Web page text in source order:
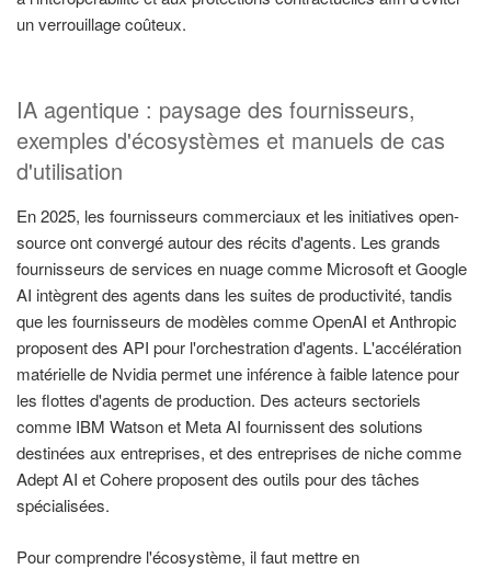
un verrouillage coûteux.
IA agentique : paysage des fournisseurs,
exemples d'écosystèmes et manuels de cas
d'utilisation
En 2025, les fournisseurs commerciaux et les initiatives open-
source ont convergé autour des récits d'agents. Les grands
fournisseurs de services en nuage comme Microsoft et Google
AI intègrent des agents dans les suites de productivité, tandis
que les fournisseurs de modèles comme OpenAI et Anthropic
proposent des API pour l'orchestration d'agents. L'accélération
matérielle de Nvidia permet une inférence à faible latence pour
les flottes d'agents de production. Des acteurs sectoriels
comme IBM Watson et Meta AI fournissent des solutions
destinées aux entreprises, et des entreprises de niche comme
Adept AI et Cohere proposent des outils pour des tâches
spécialisées.
Pour comprendre l'écosystème, il faut mettre en